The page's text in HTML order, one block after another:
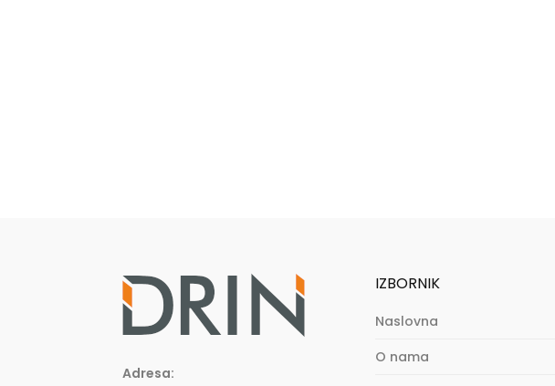
Adresa:
IZBORNIK
Naslovna
O nama